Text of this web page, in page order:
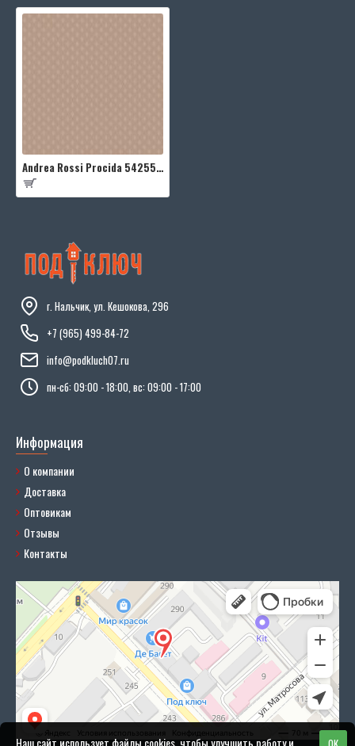
Andrea Rossi Procida 54255-8
г. Нальчик, ул. Кешокова, 296
+7 (965) 499-84-72
info@podkluch07.ru
пн-сб: 09:00 - 18:00, вс: 09:00 - 17:00
Информация
О компании
Доставка
Оптовикам
Отзывы
Контакты
Наш сайт использует файлы cookies, чтобы улучшить работу и